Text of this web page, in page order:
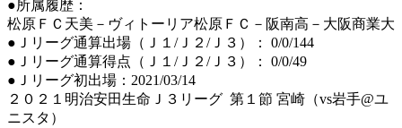
●所属履歴：
松原ＦＣ天美－ヴィトーリア松原ＦＣ－阪南高－大阪商業大
●Ｊリーグ通算出場（Ｊ１/Ｊ２/Ｊ３）： 0/0/144
●Ｊリーグ通算得点（Ｊ１/Ｊ２/Ｊ３）： 0/0/49
●Ｊリーグ初出場：2021/03/14
２０２１明治安田生命Ｊ３リーグ 第１節 宮崎（vs岩手@ユ
ニスタ）